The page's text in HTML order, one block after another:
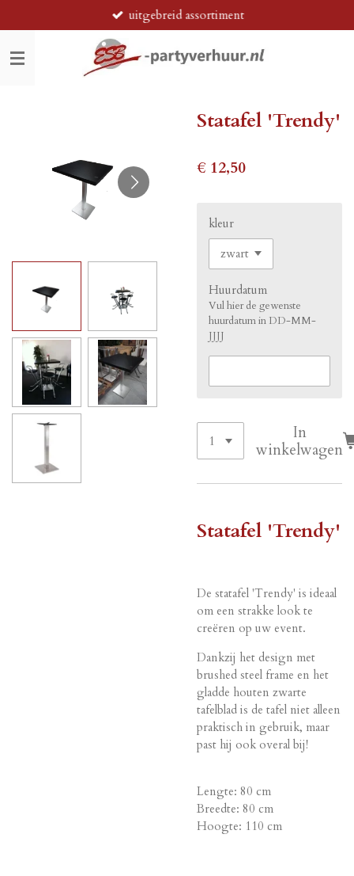
direct
naar
de
uitgebreid assortiment
Statafel 'Trendy'
€ 12,50
kleur
Huurdatum
Vul hier de gewenste
huurdatum in DD-MM-
JJJJ
In
winkelwagen
Statafel 'Trendy'
De statafel 'Trendy' is ideaal
om een strakke look te
creëren op uw event.
Dankzij het design met
brushed steel frame en het
gladde houten zwarte
tafelblad is de tafel niet alleen
praktisch in gebruik, maar
past hij ook overal bij!
Lengte: 80 cm
Breedte: 80 cm
Hoogte: 110 cm